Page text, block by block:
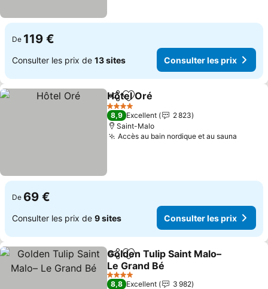
De 119 €
Consulter les prix de 13 sites Consulter les prix
PartagerAjouter à mes favoris
Hôtel Oré
4 Étoiles
8,9 Excellent
2 823
Saint-Malo
Accès au bain nordique et au sauna
De 69 €
Consulter les prix de 9 sites Consulter les prix
PartagerAjouter à mes favoris
Golden Tulip Saint Malo–
Le Grand Bé
Consulter les prix
4 Étoiles
8,8 Excellent
3 982